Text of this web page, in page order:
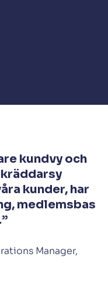
kundvy och
kunder, har
medlemsbas
Manager,